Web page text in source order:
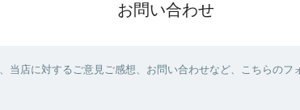
お問い合わせ
当店に対するご意見ご感想、お問い合わせなど、こちらのフ